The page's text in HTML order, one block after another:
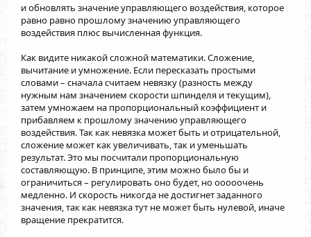
и обновлять значение управляющего воздействия, которое
равно равно прошлому значению управляющего
воздействия плюс вычисленная функция.
Как видите никакой сложной математики. Сложение,
вычитание и умножение. Если пересказать простыми
словами – сначала считаем невязку (разность между
нужным нам значением скорости шпинделя и текущим),
затем умножаем на пропорциональный коэффициент и
прибавляем к прошлому значению управляющего
воздействия. Так как невязка может быть и отрицательной,
сложение может как увеличивать, так и уменьшать
результат. Это мы посчитали пропорциональную
составляющую. В принципе, этим можно было бы и
ограничиться – регулировать оно будет, но ооооочень
медленно. И скорость никогда не достигнет заданного
значения, так как невязка тут не может быть нулевой, иначе
вращение прекратится.